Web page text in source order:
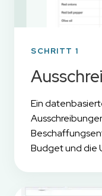
SCHRITT 1
Ein
Budget und die